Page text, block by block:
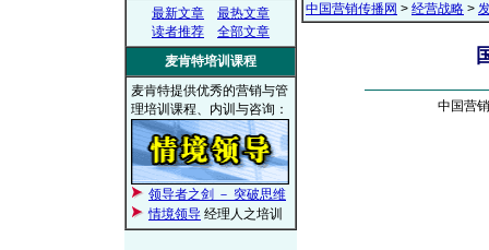
最新文章
最热文章
读者推荐
全部文章
麦肯特培训课程
麦肯特提供优秀的营销与管
理培训课程、内训与咨询：
领导者之剑 － 突破思维
情境领导 经理人之培训
中国营销传播网 > 经营战略 >
中国营